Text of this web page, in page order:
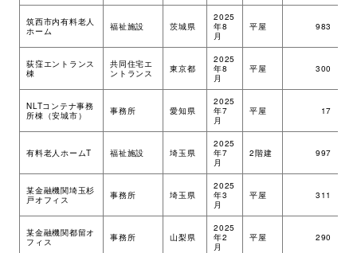
筑西市内有料老人
ホーム
福祉施設 茨城県
2025
年8
月
平屋 983
荻窪エントランス
棟
共同住宅エ
ントランス
東京都
2025
年8
月
平屋 300
NLTコンテナ事務
所棟（安城市）
事務所 愛知県
2025
年7
月
平屋 17
有料老人ホームT 福祉施設 埼玉県
2025
年7
月
2階建 997
某金融機関埼玉杉
戸オフィス
事務所 埼玉県
2025
年3
月
平屋 311
某金融機関都留オ
フィス
事務所 山梨県
2025
年2
月
平屋 290